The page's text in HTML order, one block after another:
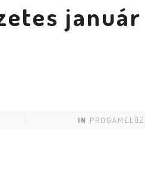
január
IN